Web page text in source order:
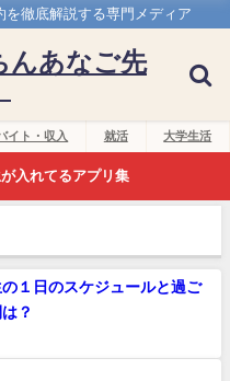
を徹底解説する専門メディア
んあなご先
イト・収入 就活 大学生活
入れてるアプリ集
の１日のスケジュールと過ご
？